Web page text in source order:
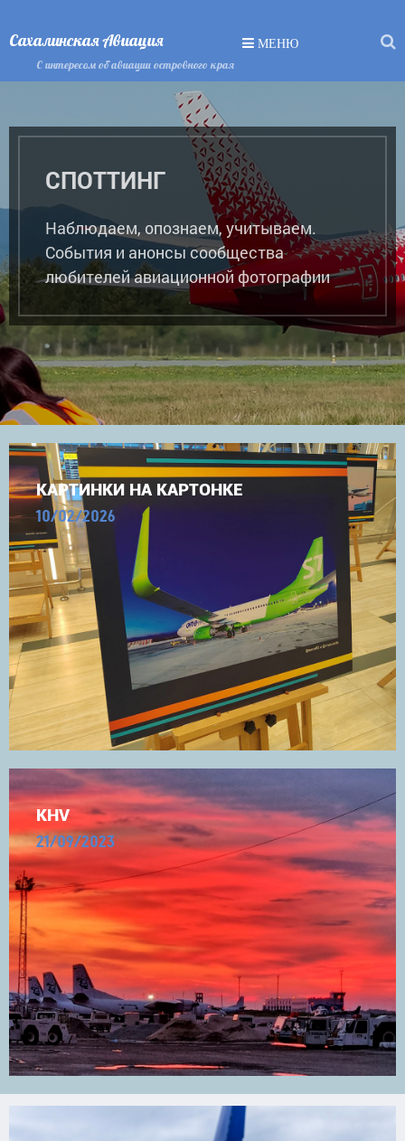
Сахалинская Авиация
С интересом об авиации островного края
МЕНЮ
СПОТТИНГ
Наблюдаем, опознаем, учитываем.
События и анонсы сообщества
любителей авиационной фотографии
КАРТИНКИ НА КАРТОНКЕ
10/02/2026
KHV
21/09/2023